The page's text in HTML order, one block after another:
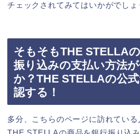
チェックされてみてはいかがでしょ
そもそもTHE STELLA
振り込みの支払い方法
か？THE STELLAの公
認する！
多分、こちらのページに訪れている